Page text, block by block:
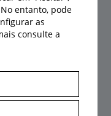
agosto com
de
entanto, pode
as
consulte a